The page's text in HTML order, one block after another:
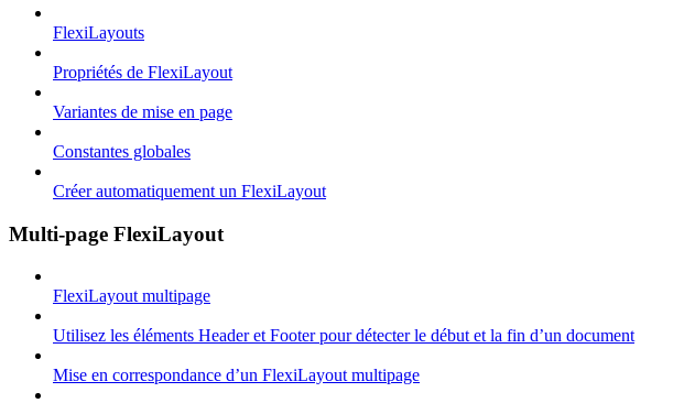
FlexiLayouts
Propriétés de FlexiLayout
Variantes de mise en page
Constantes globales
Créer automatiquement un FlexiLayout
Multi-page FlexiLayout
FlexiLayout multipage
Utilisez les éléments Header et Footer pour détecter le début et la fin d’un document
Mise en correspondance d’un FlexiLayout multipage